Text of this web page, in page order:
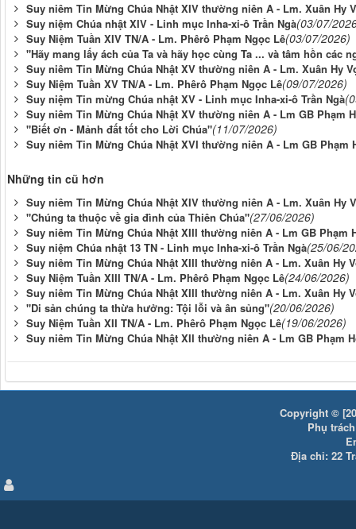
Suy niêm Tin Mừng Chúa Nhật XIV thường niên A - Lm. Xuân Hy
Suy niệm Chúa nhật XIV - Linh mục Inha-xi-ô Trần Ngà(03/07/
Suy Niệm Tuần XIV TN/A - Lm. Phêrô Phạm Ngọc Lê(03/07/2026)
"Hãy mang lấy ách của Ta và hãy học cùng Ta ... và tâm hồn các
Suy niêm Tin Mừng Chúa Nhật XV thường niên A - Lm. Xuân Hy
Suy Niệm Tuần XV TN/A - Lm. Phêrô Phạm Ngọc Lê(09/07/2026)
Suy niệm Tin mừng Chúa nhật XV - Linh mục Inha-xi-ô Trần Ngà
Suy niêm Tin Mừng Chúa Nhật XV thường niên A - Lm GB Phạm
"Biết ơn - Mảnh đất tốt cho Lời Chúa"(11/07/2026)
Suy niêm Tin Mừng Chúa Nhật XVI thường niên A - Lm GB Phạm
Những tin cũ hơn
Suy niêm Tin Mừng Chúa Nhật XIV thường niên A - Lm. Xuân Hy
"Chúng ta thuộc về gia đình của Thiên Chúa"(27/06/2026)
Suy niêm Tin Mừng Chúa Nhật XIII thường niên A - Lm GB Phạm
Suy niệm Chúa nhật 13 TN - Linh mục Inha-xi-ô Trần Ngà(25/06/
Suy niêm Tin Mừng Chúa Nhật XIII thường niên A - Lm. Xuân Hy
Suy Niệm Tuần XIII TN/A - Lm. Phêrô Phạm Ngọc Lê(24/06/2026)
Suy niêm Tin Mừng Chúa Nhật XIII thường niên A - Lm. Xuân Hy
"Di sản chúng ta thừa hưởng: Tội lỗi và ân sủng"(20/06/2026)
Suy Niệm Tuần XII TN/A - Lm. Phêrô Phạm Ngọc Lê(19/06/2026)
Suy niêm Tin Mừng Chúa Nhật XII thường niên A - Lm GB Phạm
Copyright ©
Phụ
Địa chỉ: 22